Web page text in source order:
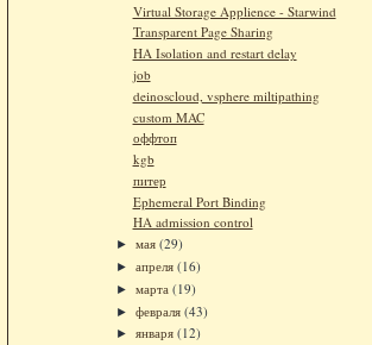
Virtual Storage Applience - Starwind
Transparent Page Sharing
HA Isolation and restart delay
job
deinoscloud, vsphere miltipathing
custom MAC
оффтоп
kgb
питер
Ephemeral Port Binding
HA admission control
► мая (29)
► апреля (16)
► марта (19)
► февраля (43)
► января (12)